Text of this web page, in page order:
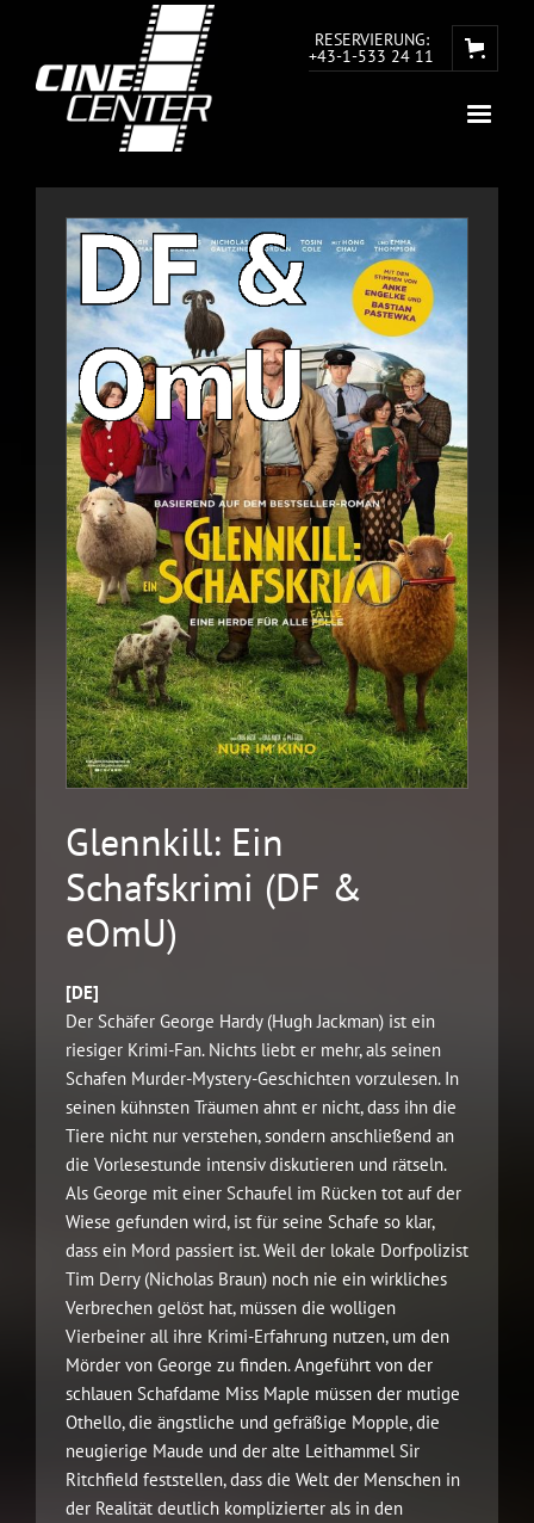
RESERVIERUNG:
+43-1-533 24 11
Glennkill: Ein
Schafskrimi (DF &
eOmU)
[DE]
Der Schäfer George Hardy (Hugh Jackman) ist ein
riesiger Krimi-Fan. Nichts liebt er mehr, als seinen
Schafen Murder-Mystery-Geschichten vorzulesen. In
seinen kühnsten Träumen ahnt er nicht, dass ihn die
Tiere nicht nur verstehen, sondern anschließend an
die Vorlesestunde intensiv diskutieren und rätseln.
Als George mit einer Schaufel im Rücken tot auf der
Wiese gefunden wird, ist für seine Schafe so klar,
dass ein Mord passiert ist. Weil der lokale Dorfpolizist
Tim Derry (Nicholas Braun) noch nie ein wirkliches
Verbrechen gelöst hat, müssen die wolligen
Vierbeiner all ihre Krimi-Erfahrung nutzen, um den
Mörder von George zu finden. Angeführt von der
schlauen Schafdame Miss Maple müssen der mutige
Othello, die ängstliche und gefräßige Mopple, die
neugierige Maude und der alte Leithammel Sir
Ritchfield feststellen, dass die Welt der Menschen in
der Realität deutlich komplizierter als in den